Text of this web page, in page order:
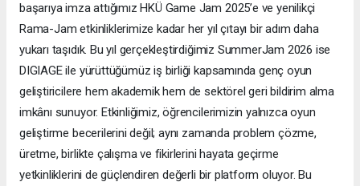
başarıya imza attığımız HKÜ Game Jam 2025’e ve yenilikçi
Rama-Jam etkinliklerimize kadar her yıl çıtayı bir adım daha
yukarı taşıdık. Bu yıl gerçekleştirdiğimiz SummerJam 2026 ise
DIGIAGE ile yürüttüğümüz iş birliği kapsamında genç oyun
geliştiricilere hem akademik hem de sektörel geri bildirim alma
imkânı sunuyor. Etkinliğimiz, öğrencilerimizin yalnızca oyun
geliştirme becerilerini değil; aynı zamanda problem çözme,
üretme, birlikte çalışma ve fikirlerini hayata geçirme
yetkinliklerini de güçlendiren değerli bir platform oluyor. Bu